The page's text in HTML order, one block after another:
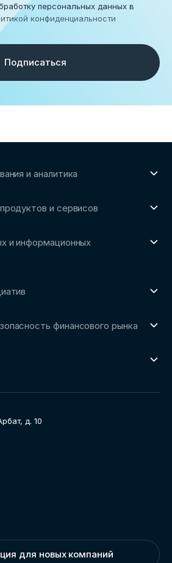
персональных данных в
конфиденциальности
Подписаться
и аналитика
исследования
сервис
и сервисов
и информационных
тестирования
финансового рынка
д. 10
для новых компаний
почту. На неё мы вышлем